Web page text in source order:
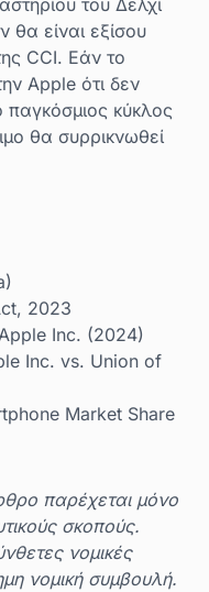
του Δελχί
θα είναι εξίσου
CCI. Εάν το
Apple ότι δεν
παγκόσμιος κύκλος
θα συρρικνωθεί
2023
Inc. (2024)
Inc. vs. Union of
Market Share
παρέχεται μόνο
σκοπούς.
νομικές
νομική συμβουλή.